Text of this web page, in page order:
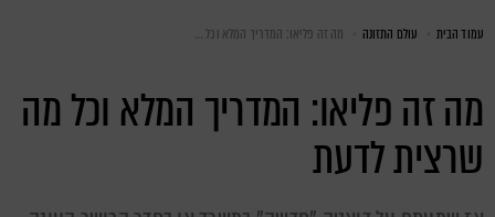
You are here:
עמוד הבית עולם התזונה מה זה פליאו: המדריך המלא וכל מה שרצית לדעת
מה זה פליאו: המדריך המלא וכל מה
שרצית לדעת